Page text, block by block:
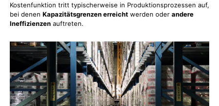
Kostenfunktion tritt typischerweise in Produktionsprozessen auf,
bei denen Kapazitätsgrenzen erreicht werden oder andere
Ineffizienzen auftreten.